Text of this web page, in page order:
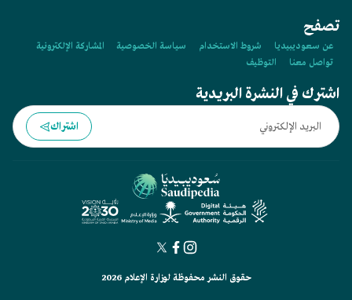
تصفح
عن سعوديبيديا شروط الاستخدام سياسة الخصوصية
المشاركة الإلكترونية
تواصل معنا
التوظيف
اشترك في النشرة البريدية
اشتراك
حقوق النشر محفوظة لوزارة الإعلام 2026